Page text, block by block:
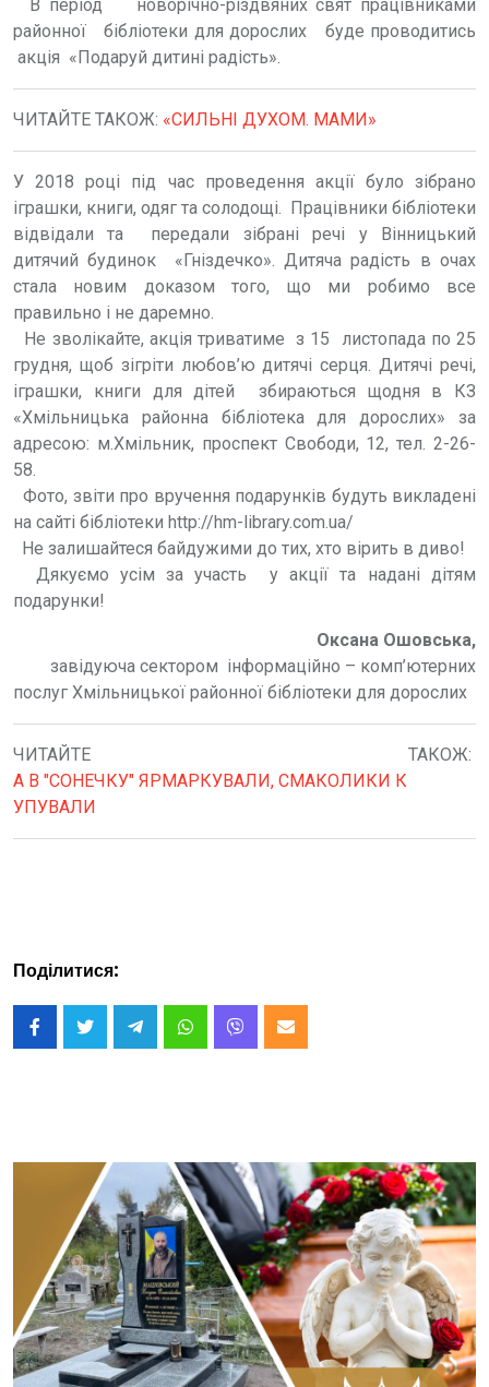
В період новорічно-різдвяних свят працівниками
районної бібліотеки для дорослих буде проводитись
акція «Подаруй дитині радість».
ЧИТАЙТЕ ТАКОЖ: «СИЛЬНІ ДУХОМ. МАМИ»
У 2018 році під час проведення акції було зібрано
іграшки, книги, одяг та солодощі. Працівники бібліотеки
відвідали та передали зібрані речі у Вінницький
дитячий будинок «Гніздечко». Дитяча радість в очах
стала новим доказом того, що ми робимо все
правильно і не даремно.
Не зволікайте, акція триватиме з 15 листопада по 25
грудня, щоб зігріти любов’ю дитячі серця. Дитячі речі,
іграшки, книги для дітей збираються щодня в КЗ
«Хмільницька районна бібліотека для дорослих» за
адресою: м.Хмільник, проспект Свободи, 12, тел. 2-26-
58.
Фото, звіти про вручення подарунків будуть викладені
на сайті бібліотеки http://hm-library.com.ua/
Не залишайтеся байдужими до тих, хто вірить в диво!
Дякуємо усім за участь у акції та надані дітям
подарунки!
Оксана Ошовська,
завідуюча сектором інформаційно – комп’ютерних
послуг Хмільницької районної бібліотеки для дорослих
ЧИТАЙТЕ ТАКОЖ:
А В "СОНЕЧКУ" ЯРМАРКУВАЛИ, СМАКОЛИКИ К
УПУВАЛИ
Поділитися: